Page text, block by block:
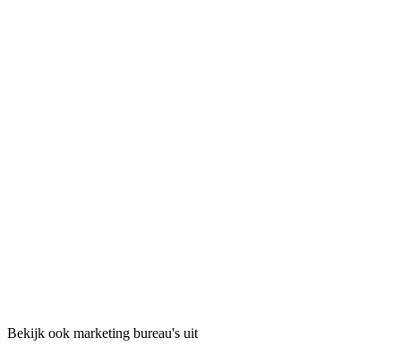
Bekijk ook marketing bureau's uit